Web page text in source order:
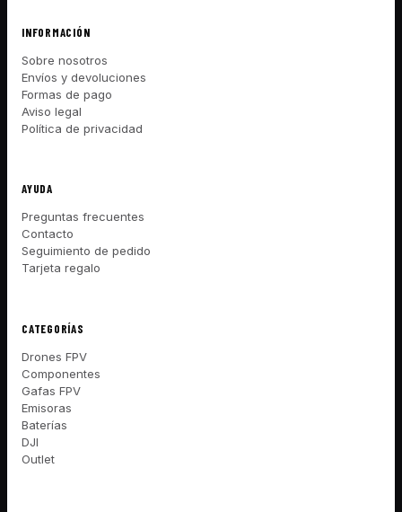
INFORMACIÓN
Sobre nosotros
Envíos y devoluciones
Formas de pago
Aviso legal
Política de privacidad
AYUDA
Preguntas frecuentes
Contacto
Seguimiento de pedido
Tarjeta regalo
CATEGORÍAS
Drones FPV
Componentes
Gafas FPV
Emisoras
Baterías
DJI
Outlet